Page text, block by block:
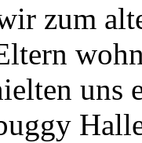
zum
uns